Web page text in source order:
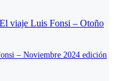
– Noviembre 2024 edición